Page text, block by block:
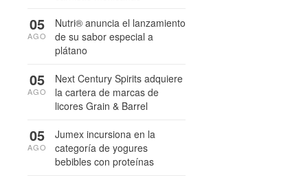
Nutri® anuncia el lanzamiento
de su sabor especial a
plátano
05
AGO
Next Century Spirits adquiere
la cartera de marcas de
licores Grain & Barrel
05
AGO
Jumex incursiona en la
categoría de yogures
bebibles con proteínas
05
AGO